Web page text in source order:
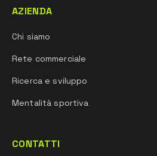
AZIENDA
Chi siamo
Rete commerciale
Ricerca e sviluppo
Mentalità sportiva
CONTATTI